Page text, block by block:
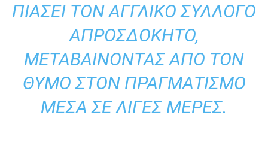
ΠΙΆΣΕΙ ΤΟΝ ΑΓΓΛΙΚΌ ΣΎΛΛΟΓΟ
ΑΠΡΟΣΔΌΚΗΤΟ,
ΜΕΤΑΒΑΊΝΟΝΤΑΣ ΑΠΌ ΤΟΝ
ΘΥΜΌ ΣΤΟΝ ΠΡΑΓΜΑΤΙΣΜΌ
ΜΈΣΑ ΣΕ ΛΊΓΕΣ ΜΈΡΕΣ.